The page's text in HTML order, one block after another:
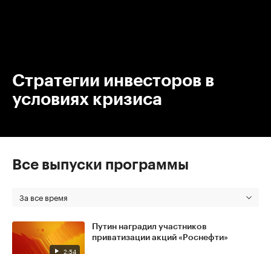
Стратегии инвесторов в
условиях кризиса
Все выпуски программы
За все время
2:54
Путин наградил участников
приватизации акций «Роснефти»